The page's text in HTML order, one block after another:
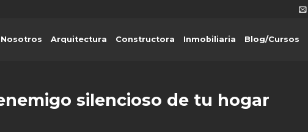
Nosotros Arquitectura Constructora Inmobiliaria Blog/Cursos
silencioso de tu hogar